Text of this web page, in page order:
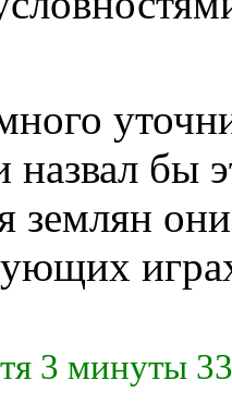
назвал бы
землян
3 минуты